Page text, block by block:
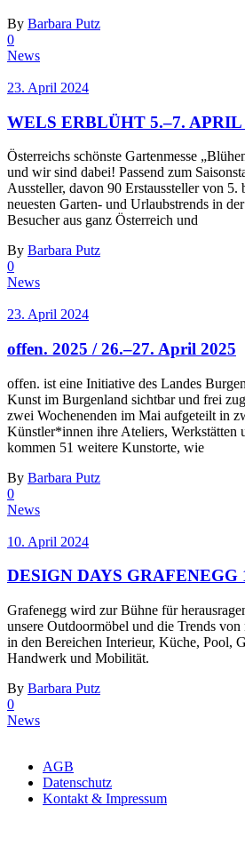
By Barbara Putz
0
News
23. April 2024
WELS ERBLÜHT 5.–7. APRIL
Österreichs schönste Gartenmesse
und wir sind dabei! Passend zum
Aussteller, davon 90 Erstaussteller von
neuesten Garten- und Urlaubstrends in
Besucher aus ganz Österreich und
By Barbara Putz
0
News
23. April 2024
offen. 2025 / 26.–27. April 2025
offen. ist eine Initiative des Landes
Kunst im Burgenland sichtbar und frei
zwei Wochenenden im Mai aufgeteilt in
Künstler*innen ihre Ateliers, Werkstätten
kommen 51 weitere Kunstorte, wie
By Barbara Putz
0
News
10. April 2024
DESIGN DAYS GRAFENEGG
Grafenegg wird zur Bühne für
unsere Outdoormöbel und die Trends
in den Bereichen Interieur, Küche, Pool,
Handwerk und Mobilität.
By Barbara Putz
0
News
AGB
Datenschutz
Kontakt & Impressum